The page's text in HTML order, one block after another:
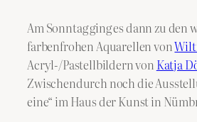
Am Sonntag ging es dann zu den
farbenfrohen Aquarellen von
Acryl-/Pastellbildern von Katja
Zwischendurch noch die
eine“ im Haus der Kunst in